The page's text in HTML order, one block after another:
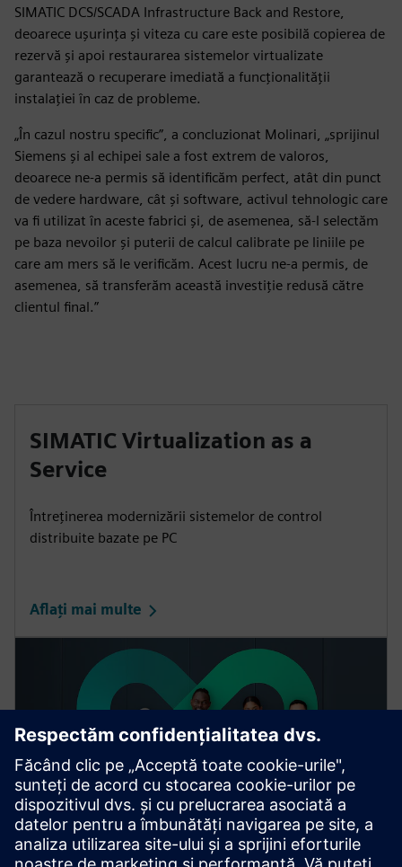
SIMATIC DCS/SCADA Infrastructure Back and Restore,
deoarece ușurința și viteza cu care este posibilă copierea de
rezervă și apoi restaurarea sistemelor virtualizate
garantează o recuperare imediată a funcționalității
instalației în caz de probleme.
„În cazul nostru specific”, a concluzionat Molinari, „sprijinul
Siemens și al echipei sale a fost extrem de valoros,
deoarece ne-a permis să identificăm perfect, atât din punct
de vedere hardware, cât și software, activul tehnologic care
va fi utilizat în aceste fabrici și, de asemenea, să-l selectăm
pe baza nevoilor și puterii de calcul calibrate pe liniile pe
care am mers să le verificăm. Acest lucru ne-a permis, de
asemenea, să transferăm această investiție redusă către
clientul final.”
SIMATIC Virtualization as a
Service
Întreținerea modernizării sistemelor de control
distribuite bazate pe PC
Aflați mai multe